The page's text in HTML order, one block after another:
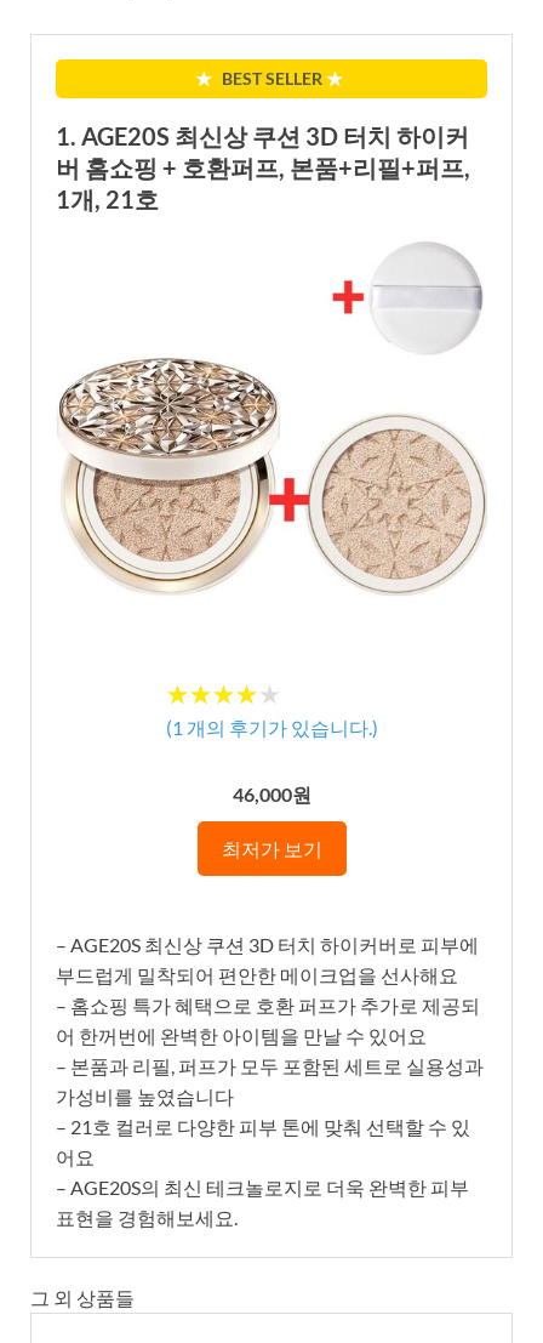
★ BEST SELLER ★
1. AGE20S 최신상 쿠션 3D 터치 하이커
버 홈쇼핑 + 호환퍼프, 본품+리필+퍼프,
1개, 21호
★★★★★
★★★★★
(1 개의 후기가 있습니다.)
46,000원
최저가 보기
– AGE20S 최신상 쿠션 3D 터치 하이커버로 피부에
부드럽게 밀착되어 편안한 메이크업을 선사해요
– 홈쇼핑 특가 혜택으로 호환 퍼프가 추가로 제공되
어 한꺼번에 완벽한 아이템을 만날 수 있어요
– 본품과 리필, 퍼프가 모두 포함된 세트로 실용성과
가성비를 높였습니다
– 21호 컬러로 다양한 피부 톤에 맞춰 선택할 수 있
어요
– AGE20S의 최신 테크놀로지로 더욱 완벽한 피부
표현을 경험해보세요.
그 외 상품들